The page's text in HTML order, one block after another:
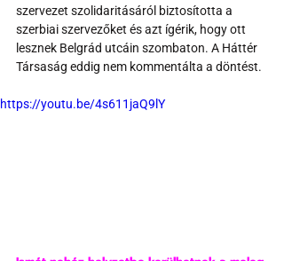
szervezet szolidaritásáról biztosította a
szerbiai szervezőket és azt ígérik, hogy ott
lesznek Belgrád utcáin szombaton. A Háttér
Társaság eddig nem kommentálta a döntést.
https://youtu.be/4s611jaQ9lY